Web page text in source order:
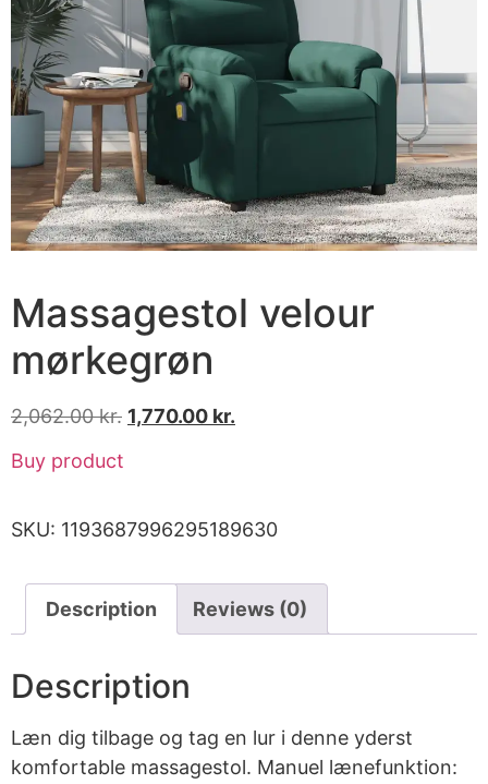
Massagestol velour
mørkegrøn
2,062.00kr. 1,770.00 kr.
Buy product
SKU: 1193687996295189630
Description Reviews (0)
Description
Læn dig tilbage og tag en lur i denne yderst
komfortable massagestol. Manuel lænefunktion: